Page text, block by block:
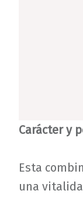
Carácter y
Esta
una